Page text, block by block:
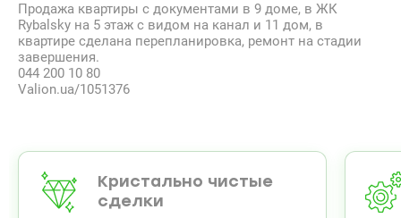
Продажа квартиры с документами в 9 доме, в ЖК
Rybalsky на 5 этаж с видом на канал и 11 дом, в
квартире сделана перепланировка, ремонт на стадии
завершения.
044 200 10 80
Valion.ua/1051376
Кристально чистые
сделки